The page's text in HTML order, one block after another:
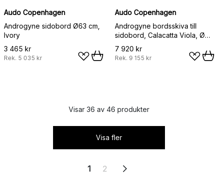
Audo Copenhagen
Androgyne sidobord Ø63 cm,
Ivory
3 465 kr
Rek. 5 035 kr
Audo Copenhagen
Androgyne bordsskiva till
sidobord, Calacatta Viola, Ø65
cm
7 920 kr
Rek. 9 155 kr
Visar 36 av 46 produkter
Visa fler
1 2